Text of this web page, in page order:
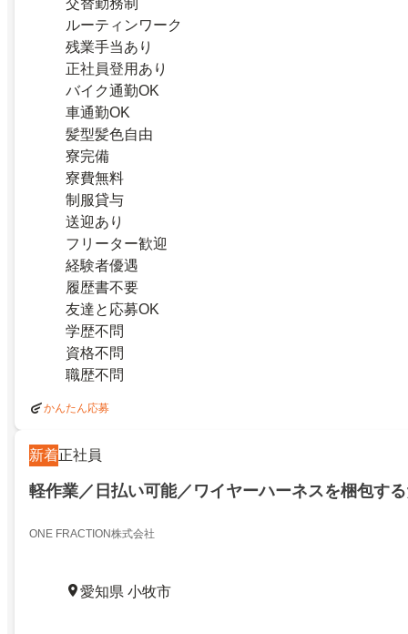
交替勤務制
ルーティンワーク
残業手当あり
正社員登用あり
バイク通勤OK
車通勤OK
髪型髪色自由
寮完備
寮費無料
制服貸与
送迎あり
フリーター歓迎
経験者優遇
履歴書不要
友達と応募OK
学歴不問
資格不問
職歴不問
かんたん応募
新着正社員
軽作業／日払い可能／ワイヤーハーネスを梱包す
ONE FRACTION株式会社
愛知県 小牧市